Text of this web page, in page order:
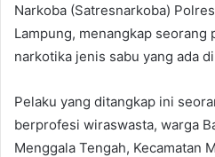
Narkoba (Satresnarkoba)
Lampung, menangkap seorang
narkotika jenis sabu yang ada
Pelaku yang ditangkap ini
berprofesi wiraswasta, warga
Menggala Tengah, Kecamatan